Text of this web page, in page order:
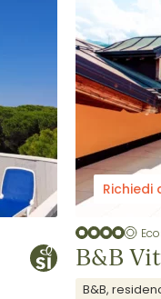
Richiedi
B&B
B&B,